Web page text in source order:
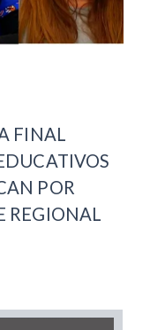
FINAL
POR
REGIONAL